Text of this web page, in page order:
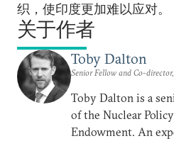
织，使印度更加难以应对。
关于作者
Toby Dalton
Senior Fellow and Co-
Toby Dalton is a
of the Nuclear
Endowment. An